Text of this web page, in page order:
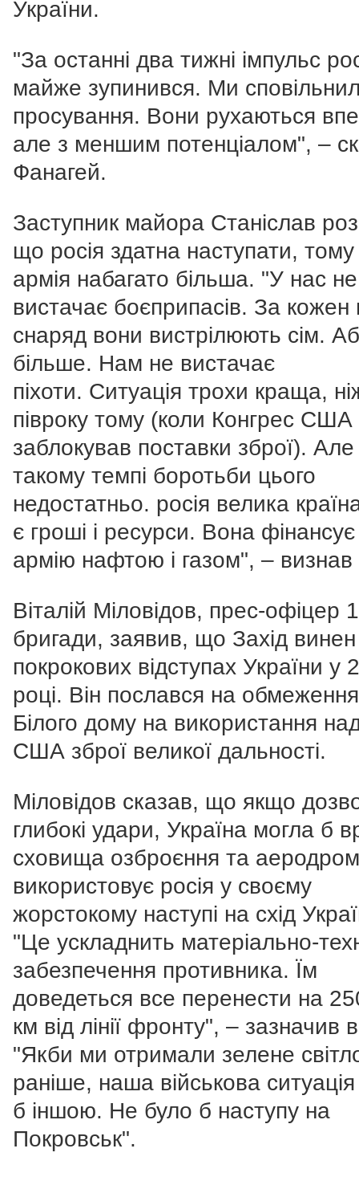
України.
"За останні два тижні імпульс
майже зупинився. Ми
просування. Вони рухаються
але з меншим потенціалом", –
Фанагей.
Заступник майора Станіслав
що росія здатна наступати, тому
армія набагато більша. "У нас не
вистачає боєприпасів. За
снаряд вони вистрілюють сім.
більше. Нам не вистачає
піхоти. Ситуація трохи краща,
півроку тому (коли Конгрес США
заблокував поставки зброї).
такому темпі боротьби цього
недостатньо. росія велика
є гроші і ресурси. Вона
армію нафтою і газом", – визнав
Віталій Міловідов, прес-офіцер
бригади, заявив, що Захід
покрокових відступах України у
році. Він послався на обмеження
Білого дому на використання
США зброї великої дальності.
Міловідов сказав, що якщо
глибокі удари, Україна могла б
сховища озброєння та
використовує росія у своєму
жорстокому наступі на схід
"Це ускладнить матеріально-
забезпечення противника. Їм
доведеться все перенести на
км від лінії фронту", – зазначив
"Якби ми отримали зелене
раніше, наша військова
б іншою. Не було б наступу на
Покровськ".